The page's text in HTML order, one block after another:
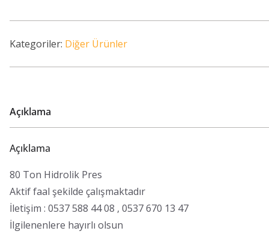
Kategoriler: Diğer Ürünler
Açıklama
Açıklama
80 Ton Hidrolik Pres
Aktif faal şekilde çalışmaktadır
İletişim : 0537 588 44 08 , 0537 670 13 47
İlgilenenlere hayırlı olsun